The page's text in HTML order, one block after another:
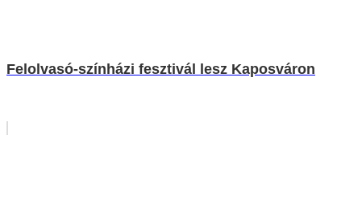
Felolvasó-színházi fesztivál lesz Kaposváron